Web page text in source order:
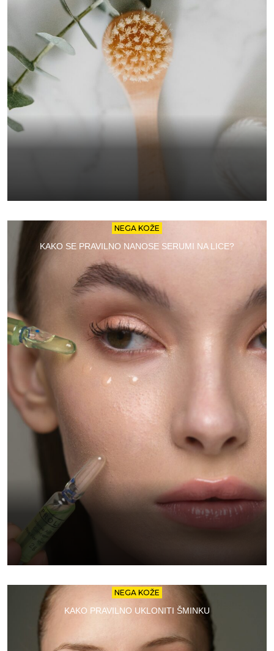
NEGA KOŽE
KAKO SE PRAVILNO NANOSE SERUMI NA LICE?
NEGA KOŽE
KAKO PRAVILNO UKLONITI ŠMINKU